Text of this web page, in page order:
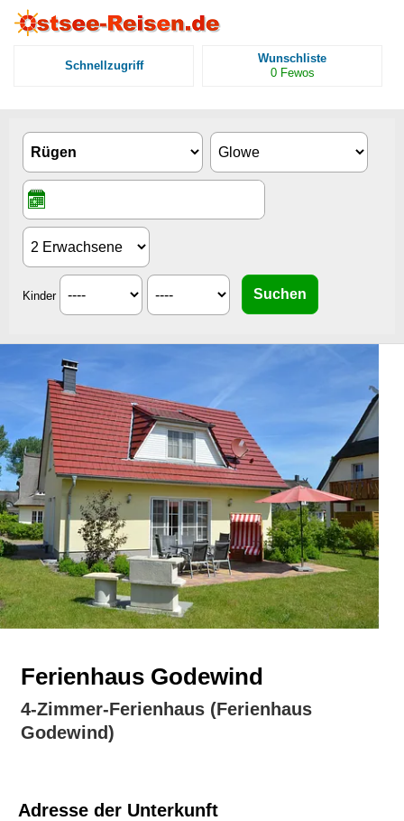
Schnellzugriff
Wunschliste
0 Fewos
Kinder
Ferienhaus Godewind
4-Zimmer-Ferienhaus (Ferienhaus
Godewind)
Adresse der Unterkunft